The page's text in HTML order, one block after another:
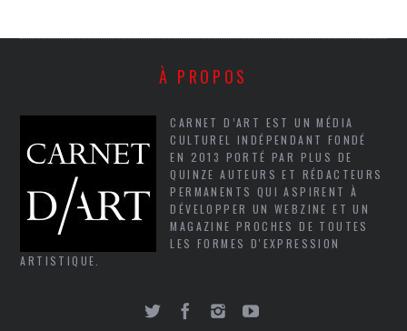
À PROPOS
CARNET D’ART EST UN MÉDIA
CULTUREL INDÉPENDANT FONDÉ
EN 2013 PORTÉ PAR PLUS DE
QUINZE AUTEURS ET RÉDACTEURS
PERMANENTS QUI ASPIRENT À
DÉVELOPPER UN WEBZINE ET UN
MAGAZINE PROCHES DE TOUTES
LES FORMES D'EXPRESSION
ARTISTIQUE.